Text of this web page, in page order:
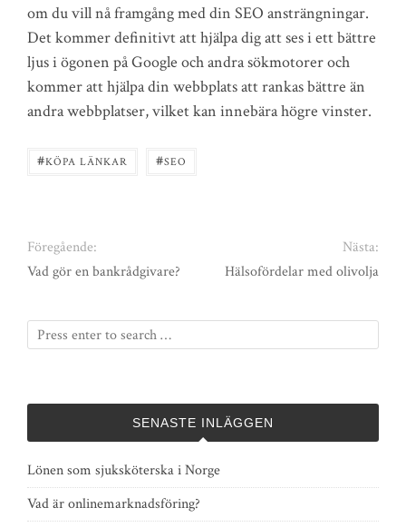
om du vill nå framgång med din SEO ansträngningar.
Det kommer definitivt att hjälpa dig att ses i ett bättre
ljus i ögonen på Google och andra sökmotorer och
kommer att hjälpa din webbplats att rankas bättre än
andra webbplatser, vilket kan innebära högre vinster.
#KÖPA LÄNKAR #SEO
Föregående:
Vad gör en bankrådgivare?
Nästa:
Hälsofördelar med olivolja
SENASTE INLÄGGEN
Lönen som sjuksköterska i Norge
Vad är onlinemarknadsföring?